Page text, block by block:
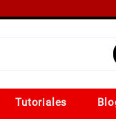
Tutoriales